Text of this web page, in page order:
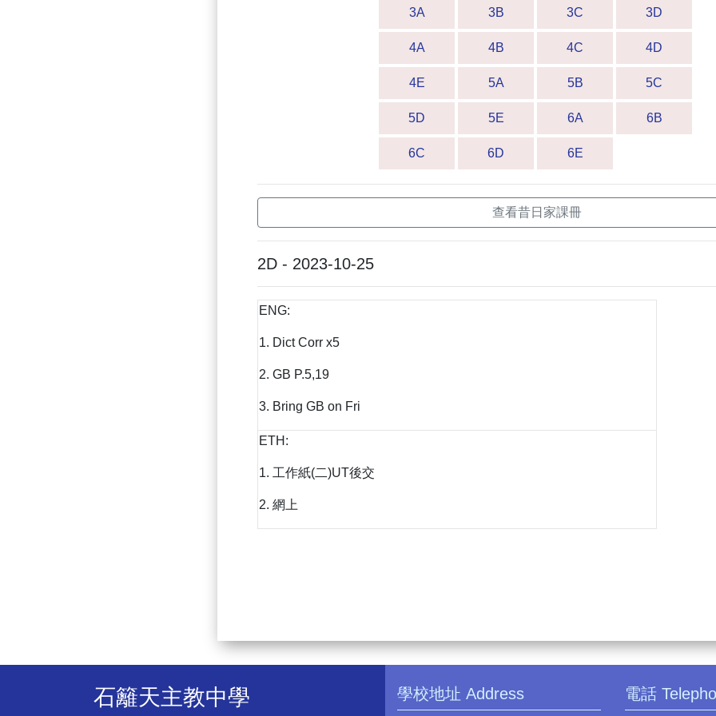
3A 3B 3C 3D
4A 4B 4C 4D
4E 5A 5B 5C
5D 5E 6A 6B
6C 6D 6E
查看昔日家課冊
2D - 2023-10-25
ENG:
1. Dict Corr x5
2. GB P.5,19
3. Bring GB on Fri
ETH:
1. 工作紙(二)UT後交
2. 網上
石籬天主教中學 學校地址 Address 電話